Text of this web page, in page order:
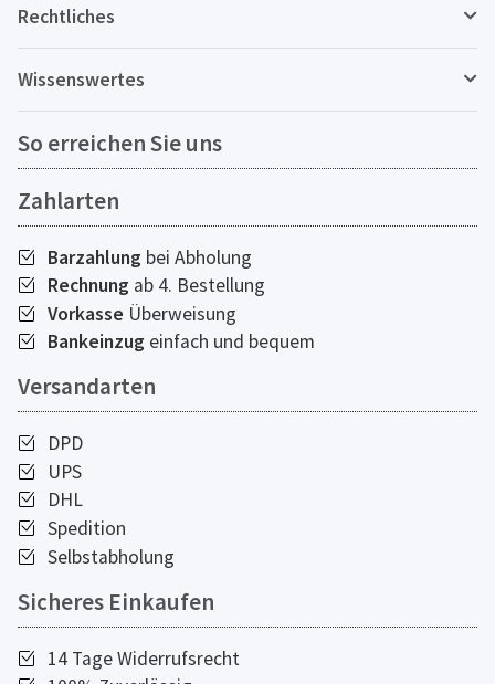
Rechtliches
Wissenswertes
So erreichen Sie uns
Zahlarten
Barzahlung bei Abholung
Rechnung ab 4. Bestellung
Vorkasse Überweisung
Bankeinzug einfach und bequem
Versandarten
DPD
UPS
DHL
Spedition
Selbstabholung
Sicheres Einkaufen
14 Tage Widerrufsrecht